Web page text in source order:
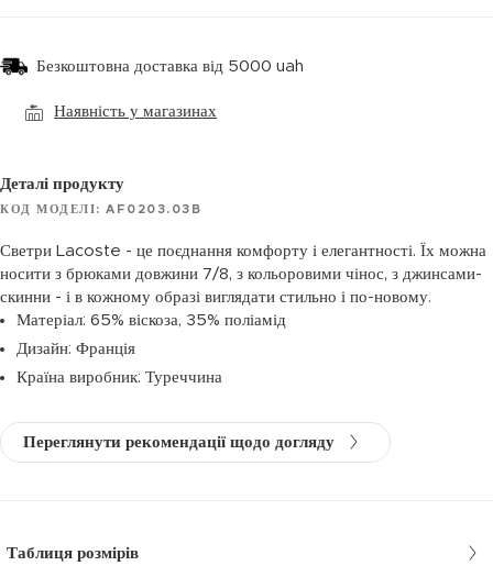
Безкоштовна доставка від 5000 uah
Наявність у магазинах
Деталі продукту
КОД МОДЕЛІ: AF0203.03B
Светри Lacoste - це поєднання комфорту і елегантності. Їх можна
носити з брюками довжини 7/8, з кольоровими чінос, з джинсами-
скинни - і в кожному образі виглядати стильно і по-новому.
Матеріал: 65% віскоза, 35% поліамід
Дизайн: Франція
Країна виробник: Туреччина
Переглянути рекомендації щодо догляду
Таблиця розмірів